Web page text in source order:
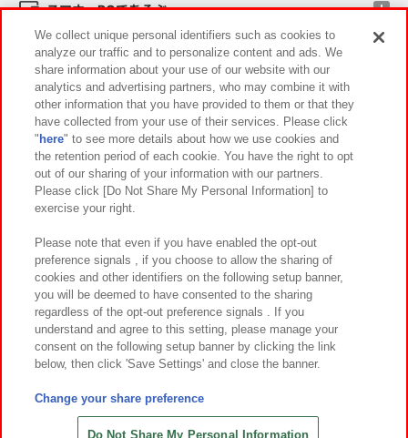
スマホ・PCであそぶ
イベント・キャンペーン
関連会社 サステナビリティ サイトポリシー
プライバシーポリシー ウェブアクセシビリティ方針と検証結果
お取引先さまとともに
カスタマーハラスメント対応方針 よくあるご質問・お問い合わせ
©Bandai Namco Amusement Inc.
©Bandai Namco Amusement Lab Inc.
©HANAYASHIKI Co., Ltd. All Rights Reserved.
We collect unique personal identifiers such as cookies to
analyze our traffic and to personalize content and ads. We
share information about your use of our website with our
analytics and advertising partners, who may combine it with
other information that you have provided to them or that they
have collected from your use of their services. Please click
" here" to see more details about how we use cookies and
the retention period of each cookie. You have the right to opt
out of our sharing of your information with our partners.
Please click [Do Not Share My Personal Information] to
exercise your right.
Please note that even if you have enabled the opt-out
preference signals , if you choose to allow the sharing of
cookies and other identifiers on the following setup banner,
you will be deemed to have consented to the sharing
regardless of the opt-out preference signals . If you
understand and agree to this setting, please manage your
consent on the following setup banner by clicking the link
below, then click 'Save Settings' and close the banner.
Change your share preference
Do Not Share My Personal Information